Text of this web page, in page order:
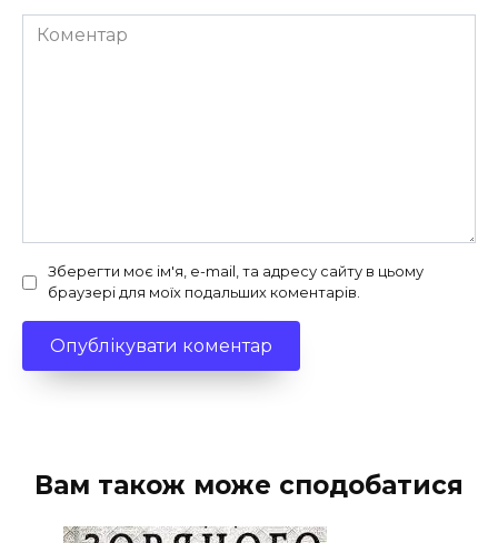
Коментар
Зберегти моє ім'я, e-mail, та адресу сайту в цьому
браузері для моїх подальших коментарів.
Вам також може сподобатися